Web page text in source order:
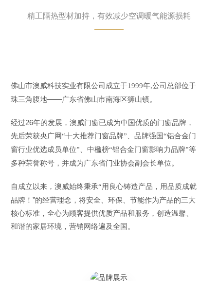
精工隔热型材加持，有效减少空调暖气能源损耗
佛山市澳威科技实业有限公司成立于1999年,公司总部位于
珠三角腹地——广东省佛山市南海区狮山镇。
经过26年的发展，澳威门窗已成为中国优质的门窗品牌，
先后荣获央广网“十大推荐门窗品牌”、品牌强国“铝合金门
窗行业优选成员单位”、中楹榜“铝合金门窗影响力品牌”等
多种荣誉称号，并成为广东省门业协会副会长单位。
自成立以来，澳威始终秉承“用良心铸造产品，用品质成就
品牌！”的经营理念，将安全、环保、节能作为产品的三大
核心标准，全心为顾客提供优质产品和服务，创造温馨、
和谐的家居环境，营销网络遍及全国。